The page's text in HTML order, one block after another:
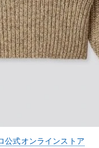
公式オンラインストア